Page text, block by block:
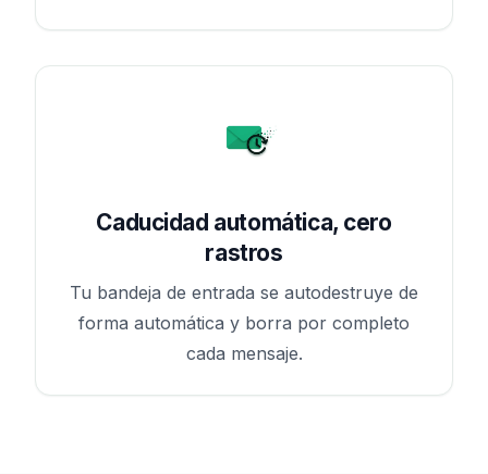
Caducidad automática, cero
rastros
Tu bandeja de entrada se autodestruye de
forma automática y borra por completo
cada mensaje.